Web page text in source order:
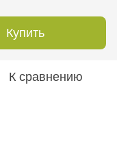
Купить
К сравнению